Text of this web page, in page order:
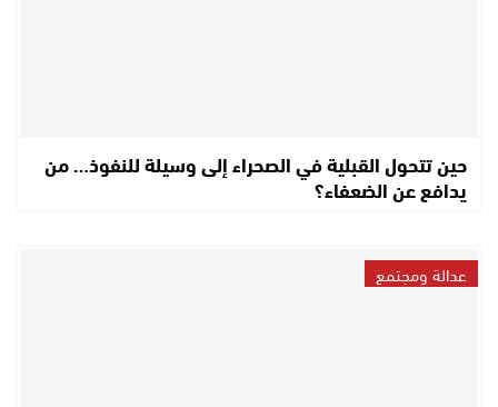
حين تتحول القبلية في الصحراء إلى وسيلة للنفوذ… من
يدافع عن الضعفاء؟
عدالة ومجتمع